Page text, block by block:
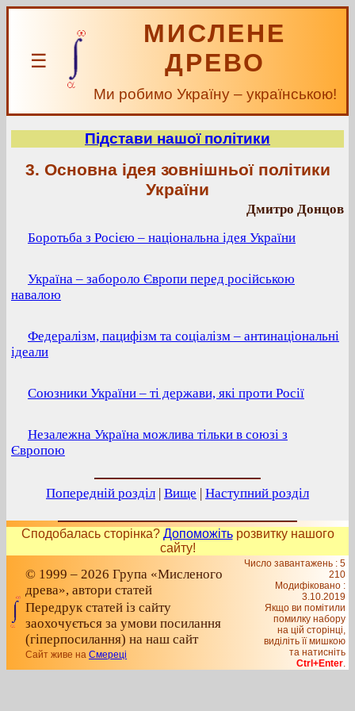
☰
МИСЛЕНЕ
ДРЕВО
Ми робимо Україну – українською!
Підстави нашої політики
3. Основна ідея зовнішньої політики
України
Дмитро Донцов
Боротьба з Росією – національна ідея України
Україна – забороло Європи перед російською
навалою
Федералізм, пацифізм та соціалізм – антинаціональні
ідеали
Союзники України – ті держави, які проти Росії
Незалежна Україна можлива тільки в союзі з
Європою
Попередній розділ | Вище | Наступний розділ
Сподобалась сторінка? Допоможітьрозвитку нашого
сайту!
© 1999 – 2026 Група «Мисленого
древа», автори статей
Передрук статей із сайту
заохочується за умови посилання
(гіперпосилання) на наш сайт
Сайт живе на Смереці
Число завантажень : 5
210
Модифіковано :
3.10.2019
Якщо ви помітили
помилку набору
на цiй сторiнцi,
видiлiть її мишкою
та натисніть
Ctrl+Enter.